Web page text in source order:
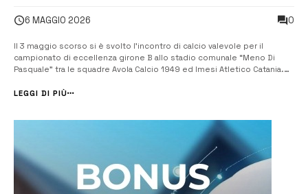
6 MAGGIO 2026 0
Il 3 maggio scorso si è svolto l’incontro di calcio valevole per il
campionato di eccellenza girone B allo stadio comunale “Meno Di
Pasquale” tra le squadre Avola Calcio 1949 ed Imesi Atletico Catania.
agenti della Polizia di stato in servizio di ordine pubblico in quanto,
LEGGI DI PIÙ